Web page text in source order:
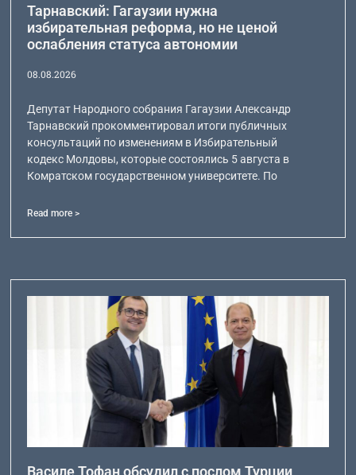
Тарнавский: Гагаузии нужна
избирательная реформа, но не ценой
ослабления статуса автономии
08.08.2026
Депутат Народного собрания Гагаузии Александр
Тарнавский прокомментировал итоги публичных
консультаций по изменениям в Избирательный
кодекс Молдовы, которые состоялись 5 августа в
Комратском государственном университете. По
Read more >
Василе Тофан обсудил с послом Турции